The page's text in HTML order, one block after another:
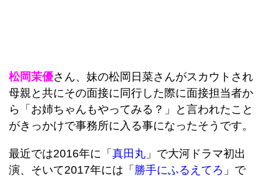
松岡茉優さん、妹の松岡日菜さんがスカウトされ
母親と共にその面接に同行した際に面接担当者か
ら「お姉ちゃんもやってみる？」と言われたこと
がきっかけで事務所に入る事になったそうです。
最近では2016年に「真田丸 」で大河ドラマ初出
演、そいて2017年には「勝手にふるえてろ 」で